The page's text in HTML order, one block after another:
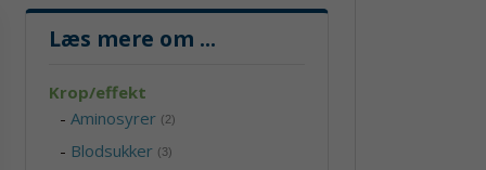
Læs mere om ...
Krop/effekt
-Aminosyrer (2)
- Blodsukker (3)